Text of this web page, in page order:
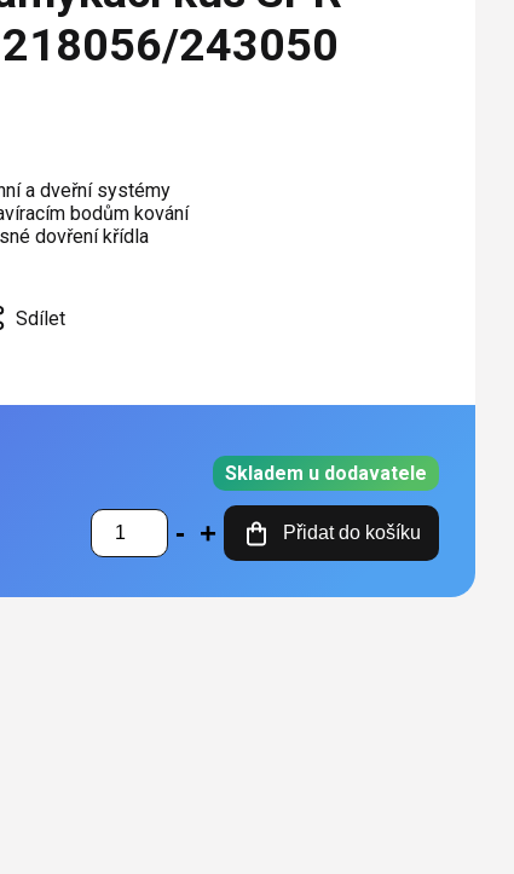
218056/243050
a dveřní systémy
bodům kování
dovření křídla
Sdílet
Skladem u dodavatele
Přidat do košíku